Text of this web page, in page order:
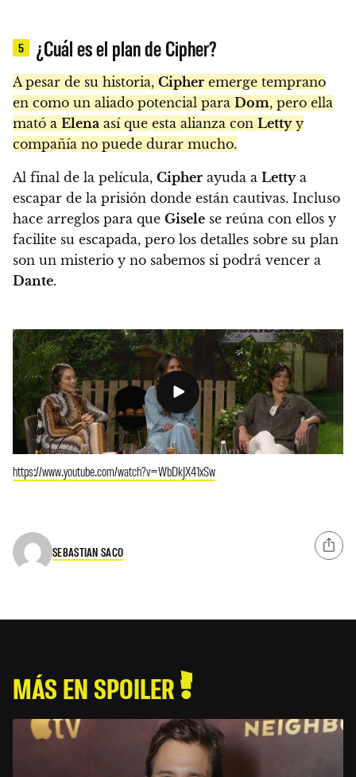
5 ¿Cuál es el plan de Cipher?
A pesar de su historia, Cipher emerge temprano
en como un aliado potencial para Dom, pero ella
mató a Elena así que esta alianza con Lettyy
compañía no puede durar mucho.
Al final de la película, Cipher ayuda a Lettya
escapar de la prisión donde están cautivas. Incluso
hace arreglos para que Gisele se reúna con ellos y
facilite su escapada, pero los detalles sobre su plan
son un misterio y no sabemos si podrá vencer a
Dante.
https://www.youtube.com/watch?v=WbDkJX41xSw
SEBASTIAN SACO
MÁS EN SPOILER